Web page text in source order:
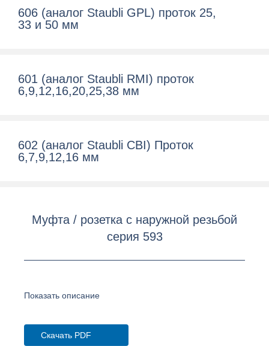
606 (аналог Staubli GPL) проток 25,
33 и 50 мм
601 (аналог Staubli RMI) проток
6,9,12,16,20,25,38 мм
602 (аналог Staubli CBI) Проток
6,7,9,12,16 мм
Муфта / розетка с наружной резьбой
серия 593
Показать описание
Скачать PDF